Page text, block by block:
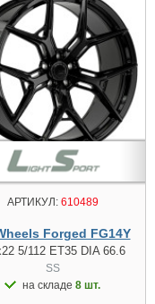
АРТИКУЛ:610489
Forged FG14Y
5/112 ET35 DIA 66.6
SS
на складе 8 шт.